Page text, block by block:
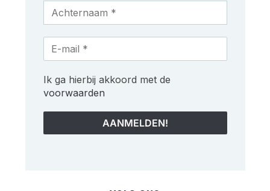
Ik ga hierbij akkoord met de
voorwaarden